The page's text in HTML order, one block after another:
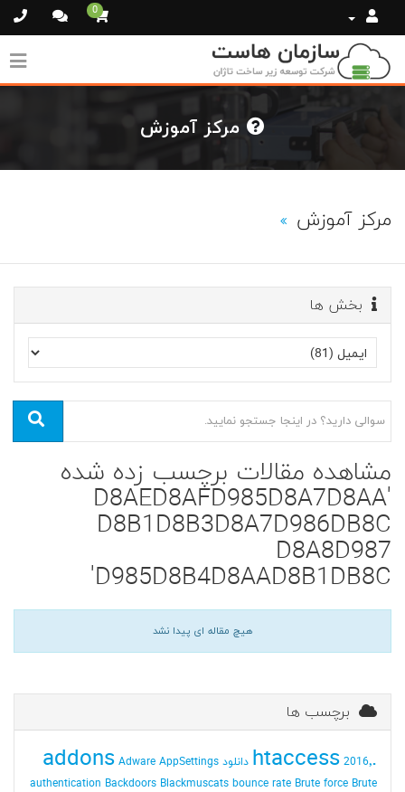
0
مرکز آموزش
بخش ها
مشاهده مقالات برچسب زده شده
'D8AED8AFD985D8A7D8AA
D8B1D8B3D8A7D986DB8C
D8A8D987
D985D8B4D8AAD8B1DB8C'
هیچ مقاله ای پیدا نشد
برچسب ها
.htaccess2016٬ دانلود addons Adware AppSettings
authentication Backdoors Blackmuscats bounce rate Brute force Brute